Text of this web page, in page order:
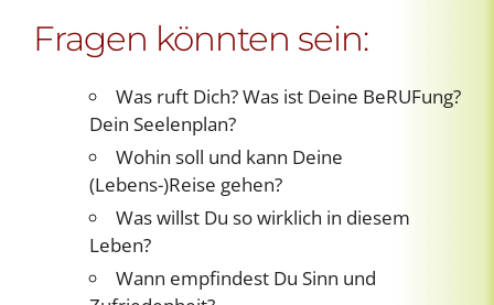
Fragen könnten sein:
Was ruft Dich? Was ist Deine BeRUFung?
Dein Seelenplan?
Wohin soll und kann Deine
(Lebens-)Reise gehen?
Was willst Du so wirklich in diesem
Leben?
Wann empfindest Du Sinn und